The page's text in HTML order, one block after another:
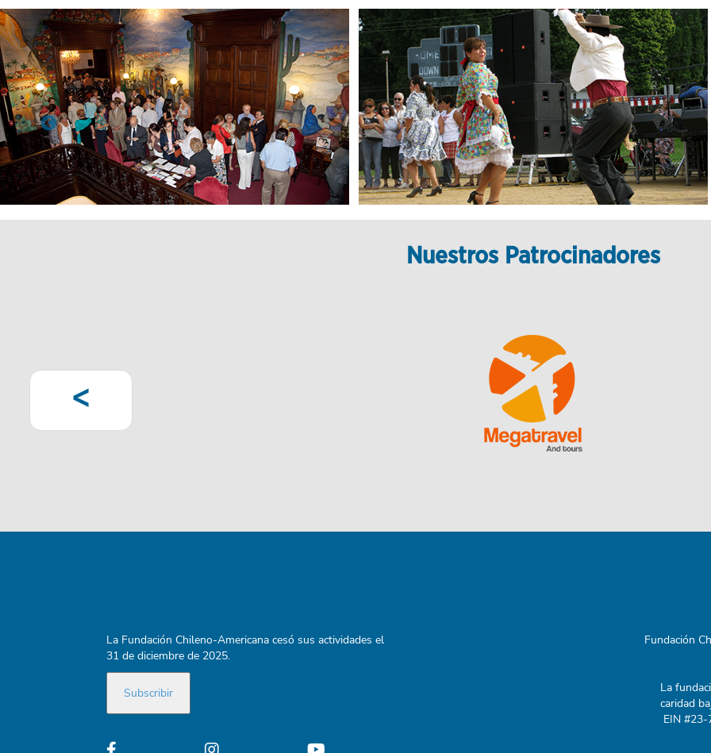
Nuestros Patrocinadores
Pagination
<
La Fundación Chileno-Americana cesó sus actividades el
31 de diciembre de 2025.
Fundación
La
caridad
EIN